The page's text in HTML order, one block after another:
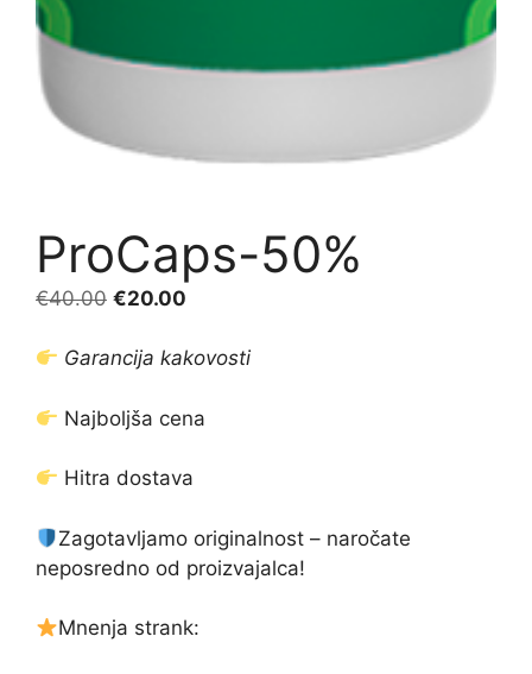
ProCaps-50%
€40.00 Izvirna
je
€40.00.
€20.00
je:
Garancija kakovosti
Najboljša cena
Hitra dostava
Zagotavljamo originalnost – naročate
neposredno od proizvajalca!
Mnenja strank: